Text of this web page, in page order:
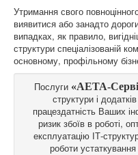
Утримання свого
виявитися або занадто
випадках, як правило,
структури спеціалізованій
основному, профільному
Послуги «АЕТА-
структури і
працездатність Ваших
ризик збоїв в роботі,
експлуатацію ІТ-
роботи